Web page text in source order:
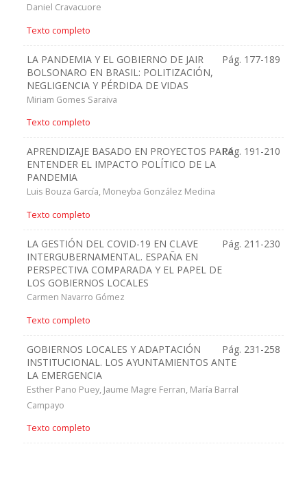
Daniel Cravacuore
Texto completo
LA PANDEMIA Y EL GOBIERNO DE JAIR
BOLSONARO EN BRASIL: POLITIZACIÓN,
NEGLIGENCIA Y PÉRDIDA DE VIDAS
Pág. 177-189
Miriam Gomes Saraiva
Texto completo
APRENDIZAJE BASADO EN PROYECTOS PARA
ENTENDER EL IMPACTO POLÍTICO DE LA
PANDEMIA
Pág. 191-210
Luis Bouza García, Moneyba González Medina
Texto completo
LA GESTIÓN DEL COVID-19 EN CLAVE
INTERGUBERNAMENTAL. ESPAÑA EN
PERSPECTIVA COMPARADA Y EL PAPEL DE
LOS GOBIERNOS LOCALES
Pág. 211-230
Carmen Navarro Gómez
Texto completo
GOBIERNOS LOCALES Y ADAPTACIÓN
INSTITUCIONAL. LOS AYUNTAMIENTOS ANTE
LA EMERGENCIA
Pág. 231-258
Esther Pano Puey, Jaume Magre Ferran, María Barral
Campayo
Texto completo